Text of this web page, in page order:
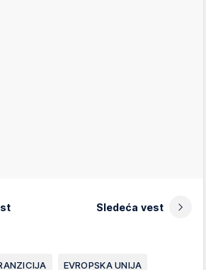
Sledeća vest
EVROPSKA UNIJA